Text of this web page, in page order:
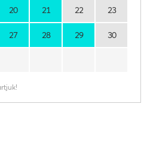
20 21 22 23
27 28 29 30